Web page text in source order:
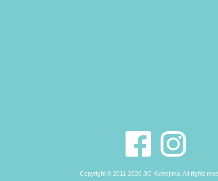
Copyright © 2011-2020 JiC Kumejima. All rights